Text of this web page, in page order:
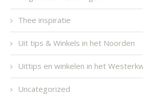
Thee inspiratie
Uit tips & Winkels in het Noorden
Uittips en winkelen in het
Uncategorized